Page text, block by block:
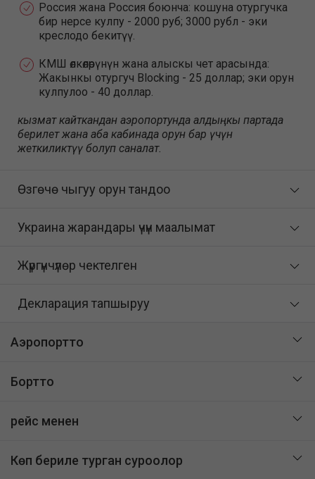
Россия жана Россия боюнча: кошуна отургучка
бир нерсе кулпу - 2000 руб; 3000 рубл - эки
креслодо бекитүү.
КМШ өлкөлөрүнүн жана алыскы чет арасында:
Жакынкы отургуч Blocking - 25 доллар; эки орун
кулпулоо - 40 доллар.
кызмат кайткандан аэропортунда алдыңкы партада
берилет жана аба кабинада орун бар үчүн
жеткиликтүү болуп саналат.
Өзгөчө чыгуу орун тандоо
Украина жарандары үчүн маалымат
Жүргүнчүлөр чектелген
Декларация тапшыруу
Аэропортто
Бортто
рейс менен
Көп бериле турган суроолор